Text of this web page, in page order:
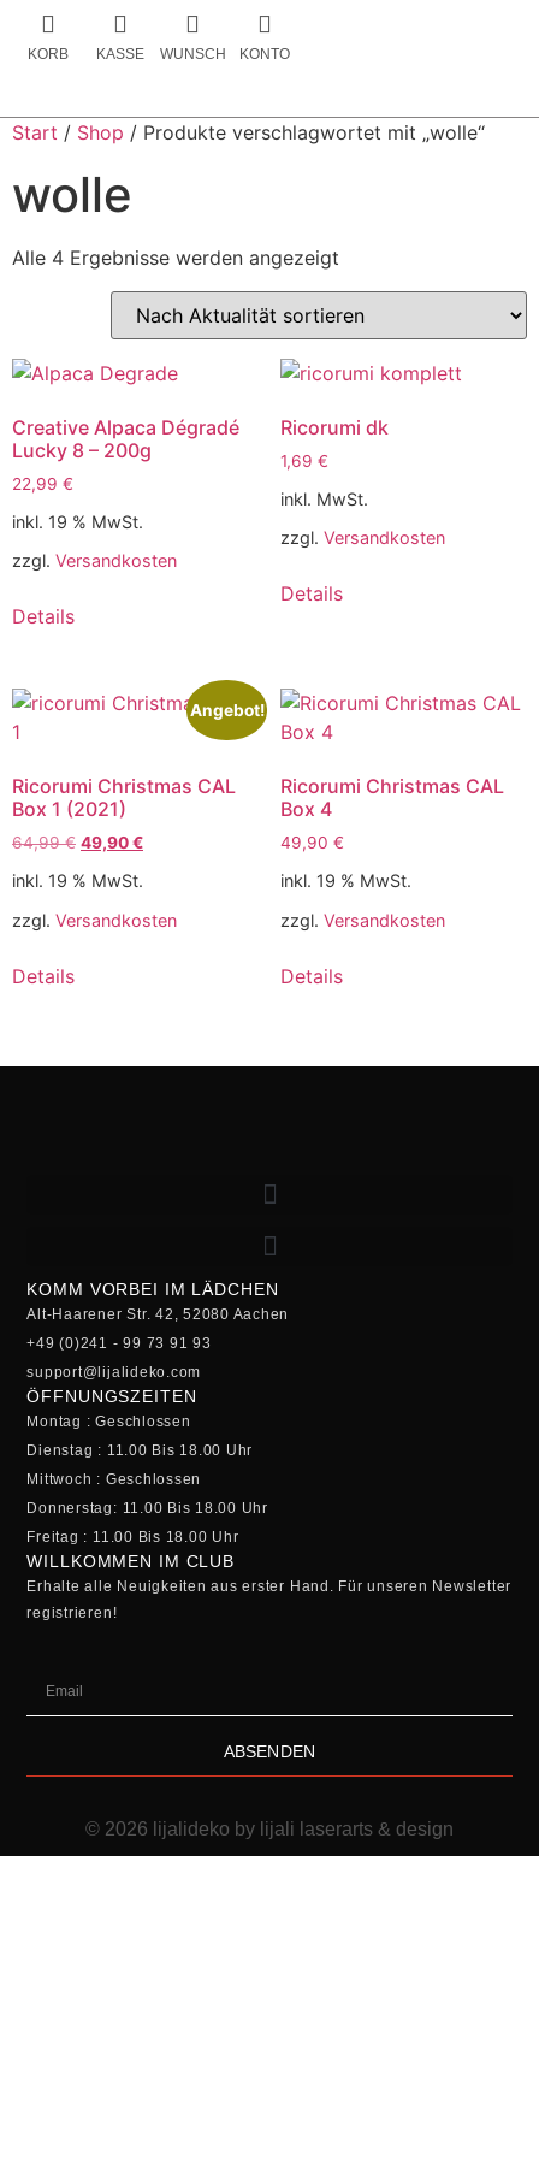
KORB KASSE WUNSCH KONTO
Start / Shop / Produkte verschlagwortet mit „wolle“
wolle
Alle 4 Ergebnisse werden angezeigt
Creative Alpaca Dégradé
Lucky 8 – 200g
22,99 €
inkl. 19 % MwSt.
zzgl. Versandkosten
Details
Ricorumi dk
1,69 €
inkl. MwSt.
zzgl. Versandkosten
Details
Angebot!
Ricorumi Christmas CAL
Box 1 (2021)
64,99€ 49,90€
inkl. 19 % MwSt.
zzgl. Versandkosten
Details
Ricorumi Christmas CAL
Box 4
49,90 €
inkl. 19 % MwSt.
zzgl. Versandkosten
Details
KOMM VORBEI IM LÄDCHEN
Alt-Haarener Str. 42, 52080 Aachen
+49 (0)241 - 99 73 91 93
support@lijalideko.com
ÖFFNUNGSZEITEN
Montag : Geschlossen
Dienstag : 11.00 Bis 18.00 Uhr
Mittwoch : Geschlossen
Donnerstag: 11.00 Bis 18.00 Uhr
Freitag : 11.00 Bis 18.00 Uhr
WILLKOMMEN IM CLUB
Erhalte alle Neuigkeiten aus erster Hand. Für unseren Newsletter
registrieren!
ABSENDEN
© 2026 lijalideko by lijali laserarts & design